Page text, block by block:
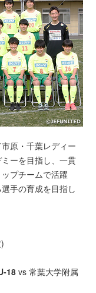
原・千葉レディー
ーを目指し、一貫
プチームで活躍
手の育成を目指し
18 vs 常葉大学附属